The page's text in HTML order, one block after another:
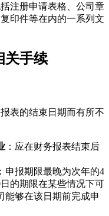
注册申请表格、公司章
印件等在内的一系列文
关手续
表的结束日期而有所不
：应在财务报表结束后
：申报期限最晚为次年的4
的期限在某些情况下可
能够在该日期前完成申